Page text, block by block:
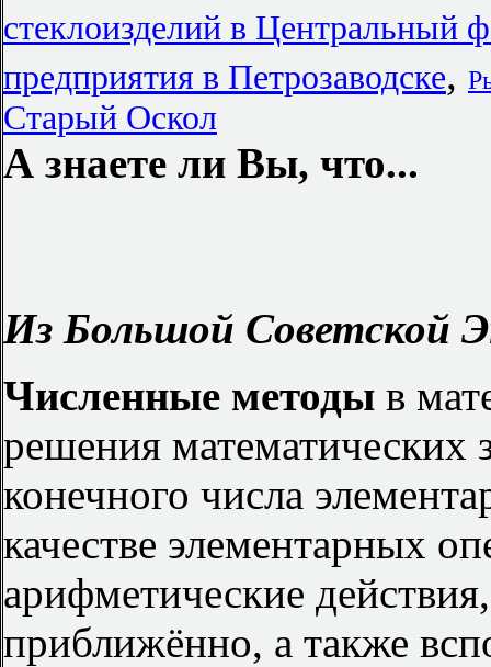
стеклоизделий в Центральный
предприятия в Петрозаводске,
Старый Оскол
А знаете ли Вы, что...
Из Большой Советской
Численные методы в
решения математических
конечного числа
качестве элементарных
арифметические
приближённо, а также